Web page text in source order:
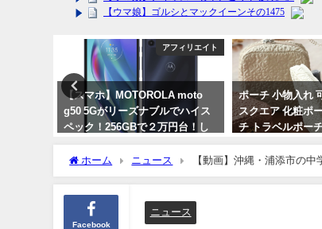
アフィリエイト
【スマホ】MOTOROLA moto
g50 5Gがリーズナブルでハイス
ペック！256GBで２万円台！し
かも中国製ではないのが良い！
2024年3月25日
ポーチ 小物入れ
スクエア 化粧ポ
チ トラベルポー
い おしゃれ コン
整理 自立 大人っ
ホーム ニュース 【動画】沖縄・浦添市の
Facebook
ニュース